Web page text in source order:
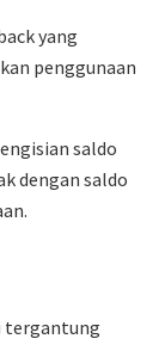
yang
penggunaan
saldo
dengan saldo
tergantung